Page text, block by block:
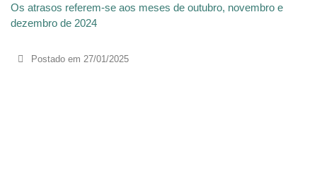
Os atrasos referem-se aos meses de outubro, novembro e
dezembro de 2024
Postado em 27/01/2025